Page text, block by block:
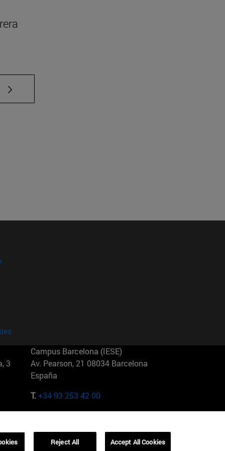
TAB para desplazarse.
3
Campus Barcelona (IESE)
Av. Pearson, 21 08034 Barcelona
España
T.+34 93 253 42 00
01321001 Bela Vista Brasil
Reject All Accept All Cookies